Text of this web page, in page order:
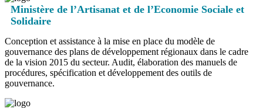
Ministère de l’Artisanat et de l’Economie Sociale et
Solidaire
Conception et assistance à la mise en place du modèle de
gouvernance des plans de développement régionaux dans le cadre
de la vision 2015 du secteur. Audit, élaboration des manuels de
procédures, spécification et développement des outils de
gouvernance.